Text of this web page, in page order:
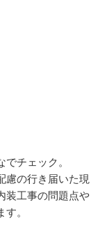
チェック。
慮の行き届いた現
装工事の問題点や
。